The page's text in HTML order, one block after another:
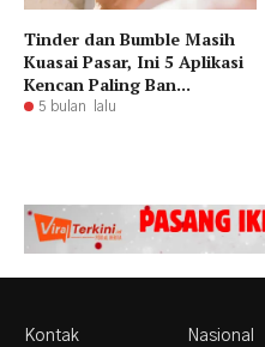
Tinder dan Bumble Masih
Kuasai Pasar, Ini 5 Aplikasi
Kencan Paling Ban...
5 bulan lalu
Kontak Nasional